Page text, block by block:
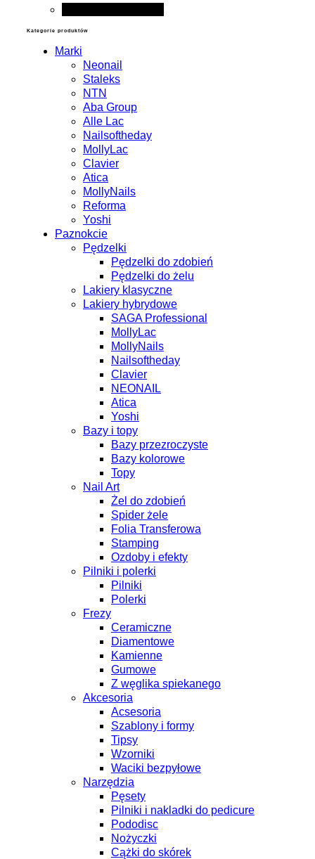
Kategorie produktów
Marki
Neonail
Staleks
NTN
Aba Group
Alle Lac
Nailsoftheday
MollyLac
Clavier
Atica
MollyNails
Reforma
Yoshi
Paznokcie
Pędzelki
Pędzelki do zdobień
Pędzelki do żelu
Lakiery klasyczne
Lakiery hybrydowe
SAGA Professional
MollyLac
MollyNails
Nailsoftheday
Clavier
NEONAIL
Atica
Yoshi
Bazy i topy
Bazy przezroczyste
Bazy kolorowe
Topy
Nail Art
Żel do zdobień
Spider żele
Folia Transferowa
Stamping
Ozdoby i efekty
Pilniki i polerki
Pilniki
Polerki
Frezy
Ceramiczne
Diamentowe
Kamienne
Gumowe
Z węglika spiekanego
Akcesoria
Acsesoria
Szablony i formy
Tipsy
Wzorniki
Waciki bezpyłowe
Narzędzia
Pęsety
Pilniki i nakladki do pedicure
Pododisc
Nożyczki
Cążki do skórek